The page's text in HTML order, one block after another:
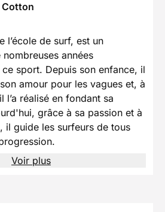
Cotton
l’école de surf, est un
années
sport. Depuis son enfance, il
amour pour les vagues et, à
l’a réalisé en fondant sa
grâce à sa passion et à
il guide les surfeurs de tous
Voir plus